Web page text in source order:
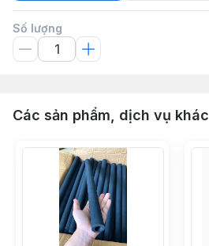
Số lượng
Các sản phẩm, dịch vụ khác